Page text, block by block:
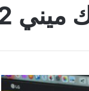
2022